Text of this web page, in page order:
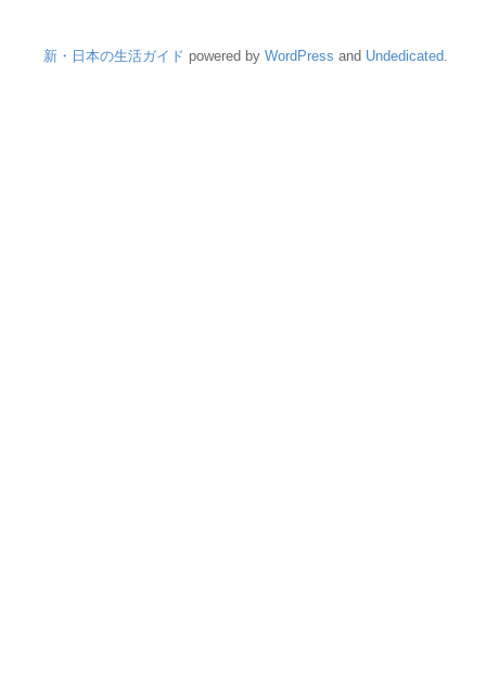
新・日本の生活ガイド powered by WordPress and Undedicated.